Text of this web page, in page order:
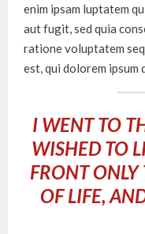
enim ipsam luptatem
aut fugit, sed quia
ratione voluptatem
est, qui dolorem ipsum
I WENT TO
WISHED TO
FRONT ONLY
OF LIFE,